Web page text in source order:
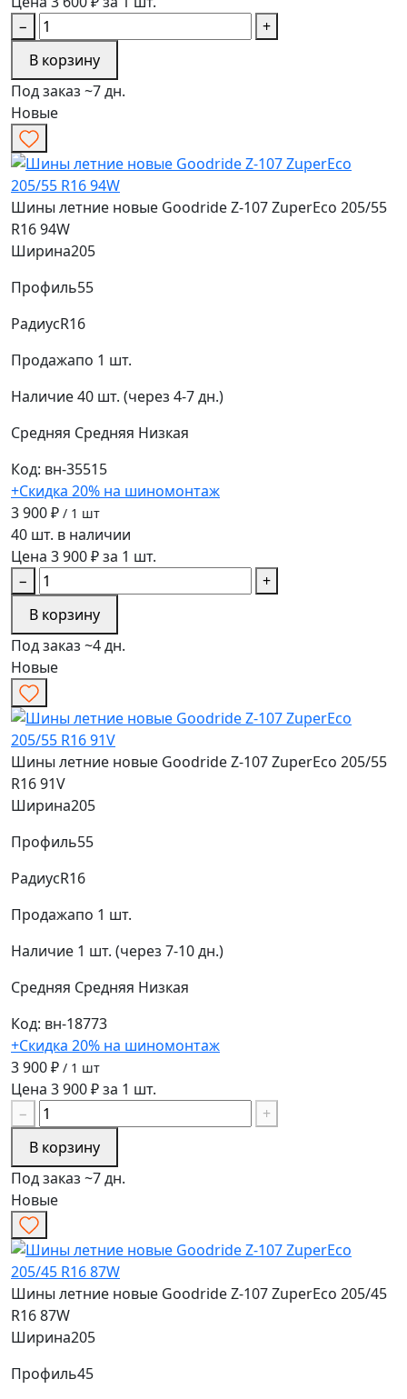
−
+
В корзину
Под заказ ~7 дн.
Новые
Шины летние новые Goodride Z-107 ZuperEco 205/55
R16 94W
Ширина205
Профиль55
РадиусR16
Продажапо 1 шт.
Наличие40 шт. (через 4-7 дн.)
Средняя Средняя Низкая
Код: вн-35515
+Скидка 20% на шиномонтаж
3 900 ₽ / 1 шт
40 шт. в наличии
Цена 3 900 ₽ за 1 шт.
−
+
В корзину
Под заказ ~4 дн.
Новые
Шины летние новые Goodride Z-107 ZuperEco 205/55
R16 91V
Ширина205
Профиль55
РадиусR16
Продажапо 1 шт.
Наличие 1 шт. (через 7-10 дн.)
Средняя Средняя Низкая
Код: вн-18773
+Скидка 20% на шиномонтаж
3 900 ₽ / 1 шт
Цена 3 900 ₽ за 1 шт.
−
+
В корзину
Под заказ ~7 дн.
Новые
Шины летние новые Goodride Z-107 ZuperEco 205/45
R16 87W
Ширина205
Профиль45